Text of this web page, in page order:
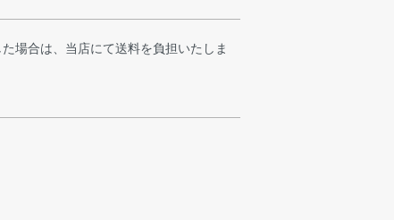
場合は、当店にて送料を負担いたしま